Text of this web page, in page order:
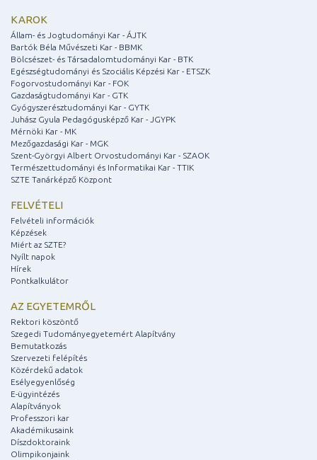
KAROK
Állam- és Jogtudományi Kar - ÁJTK
Bartók Béla Művészeti Kar - BBMK
Bölcsészet- és Társadalomtudományi Kar - BTK
Egészségtudományi és Szociális Képzési Kar - ETSZK
Fogorvostudományi Kar - FOK
Gazdaságtudományi Kar - GTK
Gyógyszerésztudományi Kar - GYTK
Juhász Gyula Pedagógusképző Kar - JGYPK
Mérnöki Kar - MK
Mezőgazdasági Kar - MGK
Szent-Györgyi Albert Orvostudományi Kar - SZAOK
Természettudományi és Informatikai Kar - TTIK
SZTE Tanárképző Központ
FELVÉTELI
Felvételi információk
Képzések
Miért az SZTE?
Nyílt napok
Hírek
Pontkalkulátor
AZ EGYETEMRŐL
Rektori köszöntő
Szegedi Tudományegyetemért Alapítvány
Bemutatkozás
Szervezeti felépítés
Közérdekű adatok
Esélyegyenlőség
E-ügyintézés
Alapítványok
Professzori kar
Akadémikusaink
Díszdoktoraink
Olimpikonjaink